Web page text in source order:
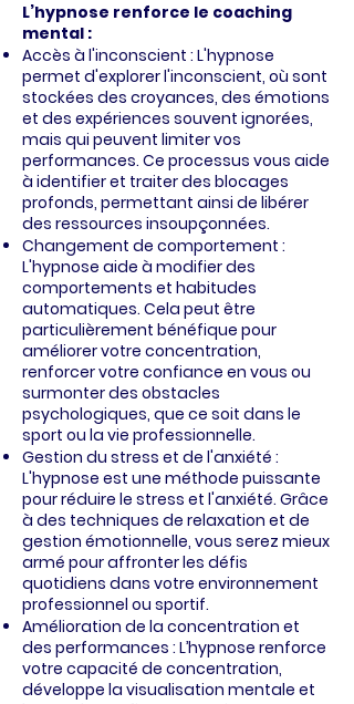
L’hypnose renforce le coaching
mental :
Accès à l'inconscient : L'hypnose
permet d'explorer l'inconscient, où sont
stockées des croyances, des émotions
et des expériences souvent ignorées,
mais qui peuvent limiter vos
performances. Ce processus vous aide
à identifier et traiter des blocages
profonds, permettant ainsi de libérer
des ressources insoupçonnées.
Changement de comportement :
L'hypnose aide à modifier des
comportements et habitudes
automatiques. Cela peut être
particulièrement bénéfique pour
améliorer votre concentration,
renforcer votre confiance en vous ou
surmonter des obstacles
psychologiques, que ce soit dans le
sport ou la vie professionnelle.
Gestion du stress et de l'anxiété :
L'hypnose est une méthode puissante
pour réduire le stress et l'anxiété. Grâce
à des techniques de relaxation et de
gestion émotionnelle, vous serez mieux
armé pour affronter les défis
quotidiens dans votre environnement
professionnel ou sportif.
Amélioration de la concentration et
des performances : L’hypnose renforce
votre capacité de concentration,
développe la visualisation mentale et